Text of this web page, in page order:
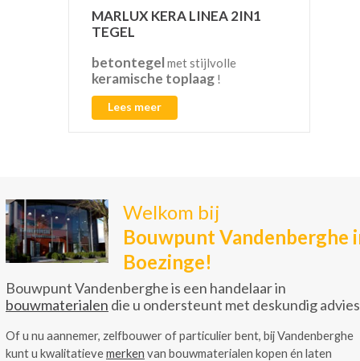
MARLUX KERA LINEA 2IN1
TEGEL
betontegelmet stijlvolle
keramische toplaag !
Lees meer
Welkom bij
Bouwpunt Vandenberghe
Boezinge!
Bouwpunt Vandenberghe is een handelaar in
bouwmaterialen die u ondersteunt met deskundig
Of u nu aannemer, zelfbouwer of particulier bent, bij Vandenberghe
kunt u kwalitatievemerken van bouwmaterialen kopen én laten